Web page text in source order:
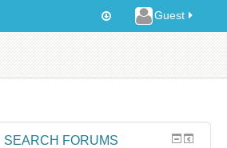
Guest
SEARCH FORUMS